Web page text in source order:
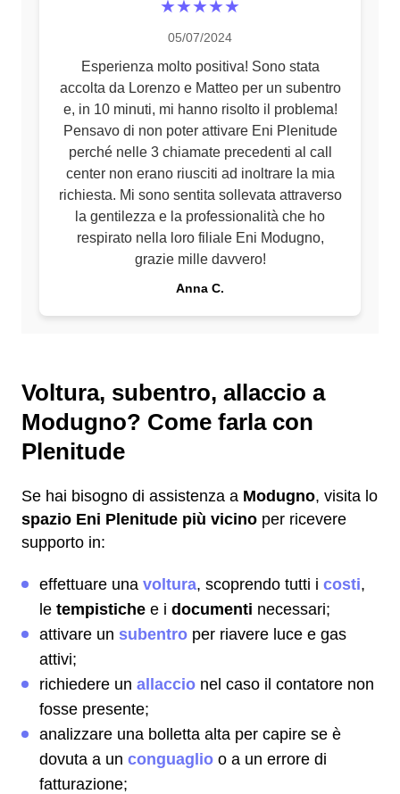
★★★★★
05/07/2024
Esperienza molto positiva! Sono stata
accolta da Lorenzo e Matteo per un subentro
e, in 10 minuti, mi hanno risolto il problema!
Pensavo di non poter attivare Eni Plenitude
perché nelle 3 chiamate precedenti al call
center non erano riusciti ad inoltrare la mia
richiesta. Mi sono sentita sollevata attraverso
la gentilezza e la professionalità che ho
respirato nella loro filiale Eni Modugno,
grazie mille davvero!
Anna C.
Voltura, subentro, allaccio a
Modugno? Come farla con
Plenitude
Se hai bisogno di assistenza a Modugno, visita lo
spazio Eni Plenitude più vicino per ricevere
supporto in:
effettuare una voltura, scoprendo tutti i costi,
le tempistiche e i documenti necessari;
attivare un subentro per riavere luce e gas
attivi;
richiedere un allaccio nel caso il contatore non
fosse presente;
analizzare una bolletta alta per capire se è
dovuta a un conguaglio o a un errore di
fatturazione;